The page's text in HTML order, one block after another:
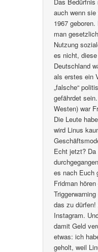
auch wenn
1967
man
Nutzung
es nicht,
Deutschland
als erstes ein
„falsche“
gefährdet
Westen) war
Die Leute
wird Linus
Echt jetzt?
es nach Euch
Fridman
das zu
Instagram.
damit Geld
etwas: ich
geholt, weil